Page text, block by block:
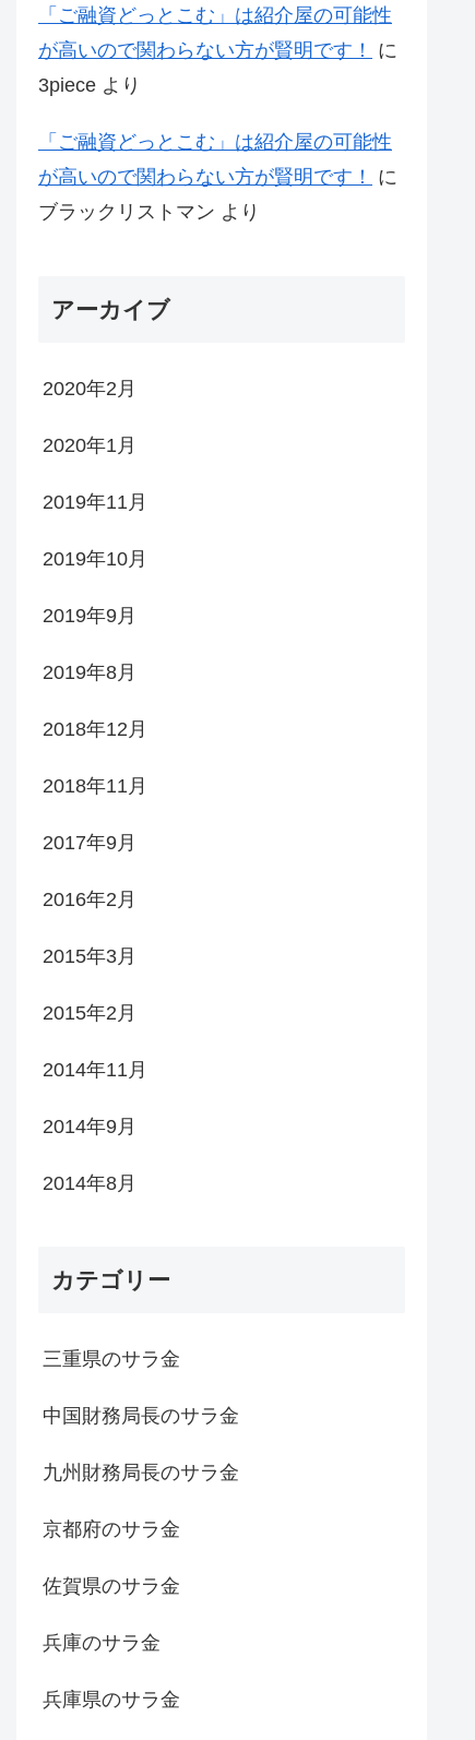
「ご融資どっとこむ」は紹介屋の可能性
が高いので関わらない方が賢明です！
に
3piece より
「ご融資どっとこむ」は紹介屋の可能性
が高いので関わらない方が賢明です！
に
ブラックリストマン より
アーカイブ
2020年2月
2020年1月
2019年11月
2019年10月
2019年9月
2019年8月
2018年12月
2018年11月
2017年9月
2016年2月
2015年3月
2015年2月
2014年11月
2014年9月
2014年8月
カテゴリー
三重県のサラ金
中国財務局長のサラ金
九州財務局長のサラ金
京都府のサラ金
佐賀県のサラ金
兵庫のサラ金
兵庫県のサラ金